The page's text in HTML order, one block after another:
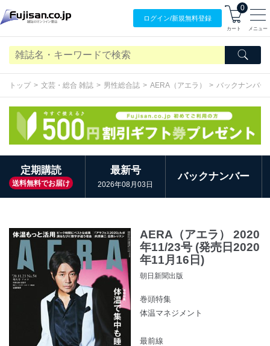
ログイン/新規無料登録
0
カート メニュー
トップ 文芸・総合 雑誌 男性総合誌 AERA（アエラ） バックナンバー
定期購読
送料無料でお届け
最新号
2026年08月03日
バックナンバー
AERA（アエラ） 2020
年11/23号 (発売日2020
年11月16日)
朝日新聞出版
巻頭特集
体温マネジメント
最前線